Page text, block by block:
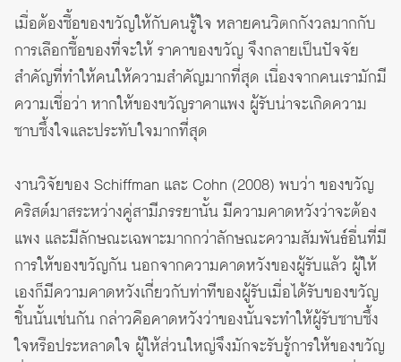
เมื่อต้องซื้อของขวัญให้กับคนรู้ใจ หลายคนวิตกกังวลมากกับ
การเลือกซื้อของที่จะให้ ราคาของขวัญ จึงกลายเป็นปัจจัย
สำคัญที่ทำให้คนให้ความสำคัญมากที่สุด เนื่องจากคนเรามักมี
ความเชื่อว่า หากให้ของขวัญราคาแพง ผู้รับน่าจะเกิดความ
ซาบซึ้งใจและประทับใจมากที่สุด
งานวิจัยของ Schiffman และ Cohn (2008) พบว่า ของขวัญ
คริสต์มาสระหว่างคู่สามีภรรยานั้น มีความคาดหวังว่าจะต้อง
แพง และมีลักษณะเฉพาะมากกว่าลักษณะความสัมพันธ์อื่นที่มี
การให้ของขวัญกัน นอกจากความคาดหวังของผู้รับแล้ว ผู้ให้
เองก็มีความคาดหวังเกี่ยวกับท่าทีของผู้รับเมื่อได้รับของขวัญ
ชิ้นนั้นเช่นกัน กล่าวคือคาดหวังว่าของนั้นจะทำให้ผู้รับซาบซึ้ง
ใจหรือประหลาดใจ ผู้ให้ส่วนใหญ่จึงมักจะรับรู้การให้ของขวัญ